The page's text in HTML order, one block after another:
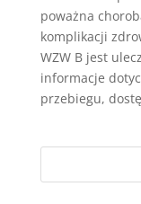
poważna
komplikacji
WZW B jest
informacje
przebiegu,